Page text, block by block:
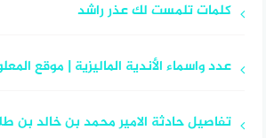
كلمات تلمست لك عذر راشد
عدد واسماء الأندية الماليزية | موقع
تفاصيل حادثة الامير محمد بن خالد بن